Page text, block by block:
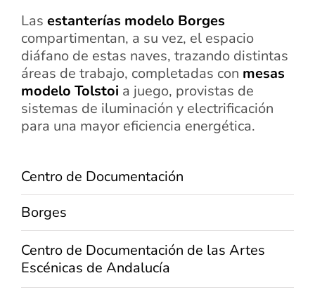
Las estanterías modelo Borges
compartimentan, a su vez, el espacio
diáfano de estas naves, trazando distintas
áreas de trabajo, completadas con mesas
modelo Tolstoi a juego, provistas de
sistemas de iluminación y electrificación
para una mayor eficiencia energética.
Centro de Documentación
Borges
Centro de Documentación de las Artes
Escénicas de Andalucía